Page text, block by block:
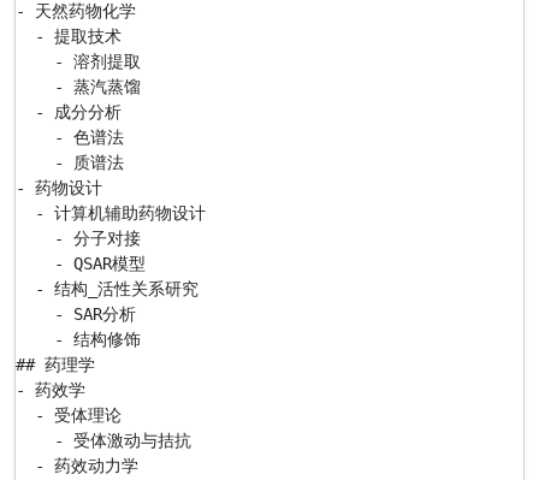
- 天然药物化学
  - 提取技术
    - 溶剂提取
    - 蒸汽蒸馏
  - 成分分析
    - 色谱法
    - 质谱法
- 药物设计
  - 计算机辅助药物设计
    - 分子对接
    - QSAR模型
  - 结构_活性关系研究
    - SAR分析
    - 结构修饰
## 药理学
- 药效学
  - 受体理论
    - 受体激动与拮抗
  - 药效动力学